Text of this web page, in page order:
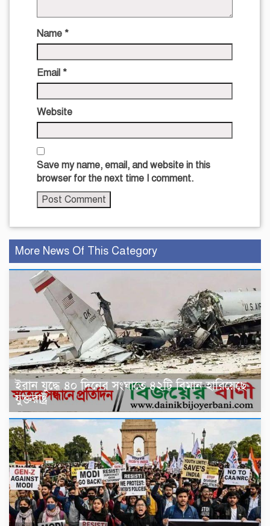
Name *
Email *
Website
Save my name, email, and website in this
browser for the next time I comment.
More News Of This Category
ইরান যুদ্ধে ৪০ দিনের সংঘাতে ৪২টি বিমান হারিয়েছে
যুক্তরাষ্ট্র